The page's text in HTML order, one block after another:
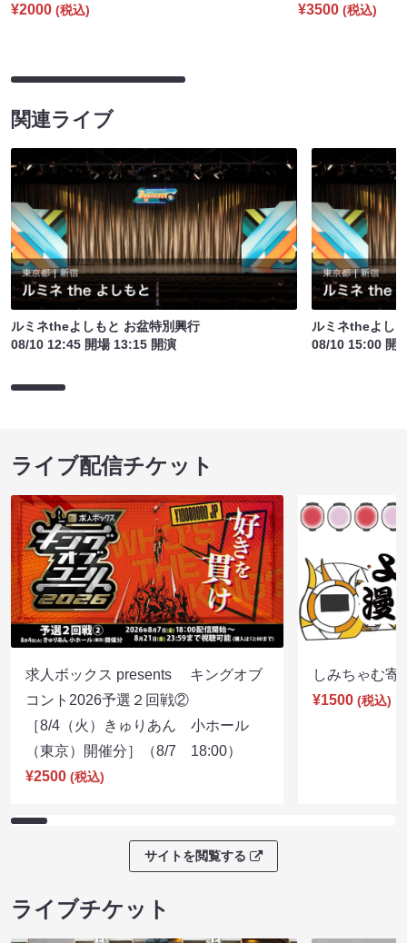
¥2000 (税込)
¥3500 (税込)
関連ライブ
ルミネtheよしもと お盆特別興行
08/10 12:45 開場 13:15 開演
ルミネtheよし
08/10 15:00 開
ライブ配信チケット
求人ボックス presents キングオブ
コント2026予選２回戦②
［8/4（火）きゅりあん 小ホール
（東京）開催分］（8/7 18:00）
¥2500 (税込)
しみちゃむ
¥1500 (税込)
サイトを閲覧する
ライブチケット